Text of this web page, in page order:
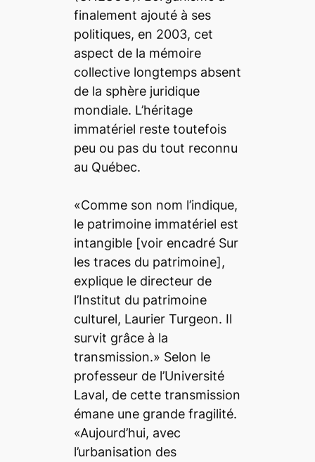
finalement ajouté à ses
politiques, en 2003, cet
aspect de la mémoire
collective longtemps absent
de la sphère juridique
mondiale. L’héritage
immatériel reste toutefois
peu ou pas du tout reconnu
au Québec.
«Comme son nom l’indique,
le patrimoine immatériel est
intangible [voir encadré Sur
les traces du patrimoine],
explique le directeur de
l’Institut du patrimoine
culturel, Laurier Turgeon. Il
survit grâce à la
transmission.» Selon le
professeur de l’Université
Laval, de cette transmission
émane une grande fragilité.
«Aujourd’hui, avec
l’urbanisation des